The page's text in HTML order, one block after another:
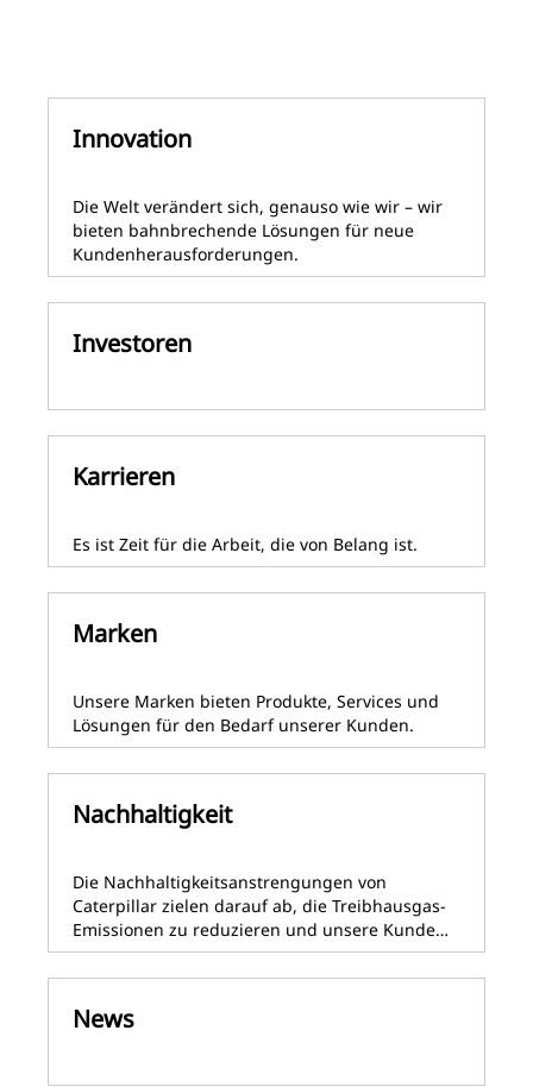
Innovation
Die Welt verändert sich, genauso wie wir – wir
bieten bahnbrechende Lösungen für neue
Kundenherausforderungen.
Investoren
Karrieren
Es ist Zeit für die Arbeit, die von Belang ist.
Marken
Unsere Marken bieten Produkte, Services und
Lösungen für den Bedarf unserer Kunden.
Nachhaltigkeit
Die Nachhaltigkeitsanstrengungen von
Caterpillar zielen darauf ab, die Treibhausgas-
Emissionen zu reduzieren und unsere Kunde…
News